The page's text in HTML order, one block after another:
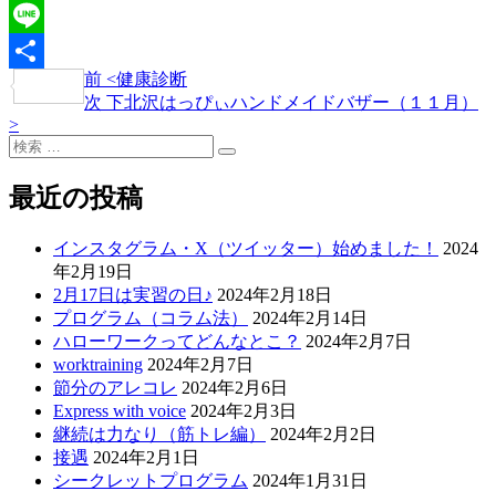
Twitter
Line
共
投
稿
ナ
ビ
過
去
前 <健康診断
次
次 下北沢はっぴぃハンドメイドバザー（１１月）
>
検
検
最近の投稿
インスタグラム・X（ツイッター）始めました！
2024
年2月19日
2月17日は実習の日♪ 2024年2月18日
プログラム（コラム法）
2024年2月14日
ハローワークってどんなとこ？ 2024年2月7日
worktraining 2024年2月7日
節分のアレコレ 2024年2月6日
Express with voice 2024年2月3日
継続は力なり（筋トレ編）
2024年2月2日
接遇 2024年2月1日
シークレットプログラム 2024年1月31日